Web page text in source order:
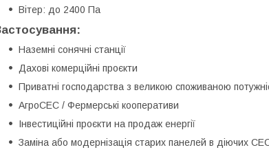
Вітер: до 2400 Па
Наземні сонячні станції
Дахові комерційні проєкти
Приватні господарства з великою споживаною
АгроСЕС / Фермерські кооперативи
Інвестиційні проєкти на продаж енергії
Заміна або модернізація старих панелей в діючих